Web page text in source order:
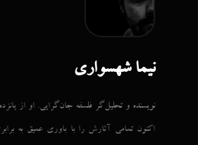
نیما شهسواری
نویسنده و تحلیل‌گر فلسفه جان‌گرایی. او از
اکنون تمامی آثارش را با باوری عمیق به